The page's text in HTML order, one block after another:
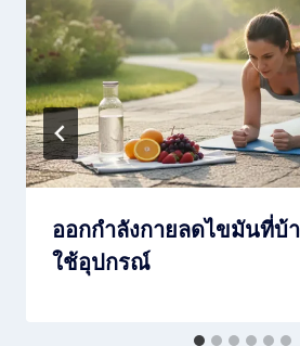
ออกกำลังกายลดไขมันที่บ้
ใช้อุปกรณ์